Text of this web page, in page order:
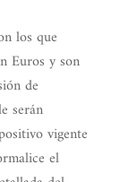
los que
Euros y son
de
serán
vigente
el